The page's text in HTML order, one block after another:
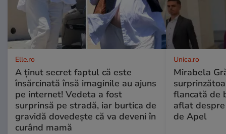
Elle.ro
A ținut secret faptul că este
însărcinată însă imaginile au ajuns
pe internet! Vedeta a fost
surprinsă pe stradă, iar burtica de
gravidă dovedește că va deveni în
curând mamă
Unica.ro
Mirabela
flancată de
aflat
de Apel